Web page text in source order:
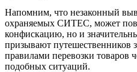
Напомним, что незаконный
охраняемых СИТЕС, может
конфискацию, но и
призывают путешественников
правилами перевозки товаров
подобных ситуаций.